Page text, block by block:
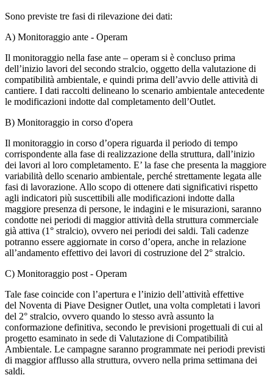
Sono previste tre fasi di rilevazione dei dati:
A) Monitoraggio ante - Operam
Il monitoraggio nella fase ante – operam si è concluso prima
dell’inizio lavori del secondo stralcio, oggetto della valutazione di
compatibilità ambientale, e quindi prima dell’avvio delle attività di
cantiere. I dati raccolti delineano lo scenario ambientale antecedente
le modificazioni indotte dal completamento dell’Outlet.
B) Monitoraggio in corso d'opera
Il monitoraggio in corso d’opera riguarda il periodo di tempo
corrispondente alla fase di realizzazione della struttura, dall’inizio
dei lavori al loro completamento. E’ la fase che presenta la maggiore
variabilità dello scenario ambientale, perché strettamente legata alle
fasi di lavorazione. Allo scopo di ottenere dati significativi rispetto
agli indicatori più suscettibili alle modificazioni indotte dalla
maggiore presenza di persone, le indagini e le misurazioni, saranno
condotte nei periodi di maggior attività della struttura commerciale
già attiva (1° stralcio), ovvero nei periodi dei saldi. Tali cadenze
potranno essere aggiornate in corso d’opera, anche in relazione
all’andamento effettivo dei lavori di costruzione del 2° stralcio.
C) Monitoraggio post - Operam
Tale fase coincide con l’apertura e l’inizio dell’attività effettive
del Noventa di Piave Designer Outlet, una volta completati i lavori
del 2° stralcio, ovvero quando lo stesso avrà assunto la
conformazione definitiva, secondo le previsioni progettuali di cui al
progetto esaminato in sede di Valutazione di Compatibilità
Ambientale. Le campagne saranno programmate nei periodi previsti
di maggior afflusso alla struttura, ovvero nella prima settimana dei
saldi.